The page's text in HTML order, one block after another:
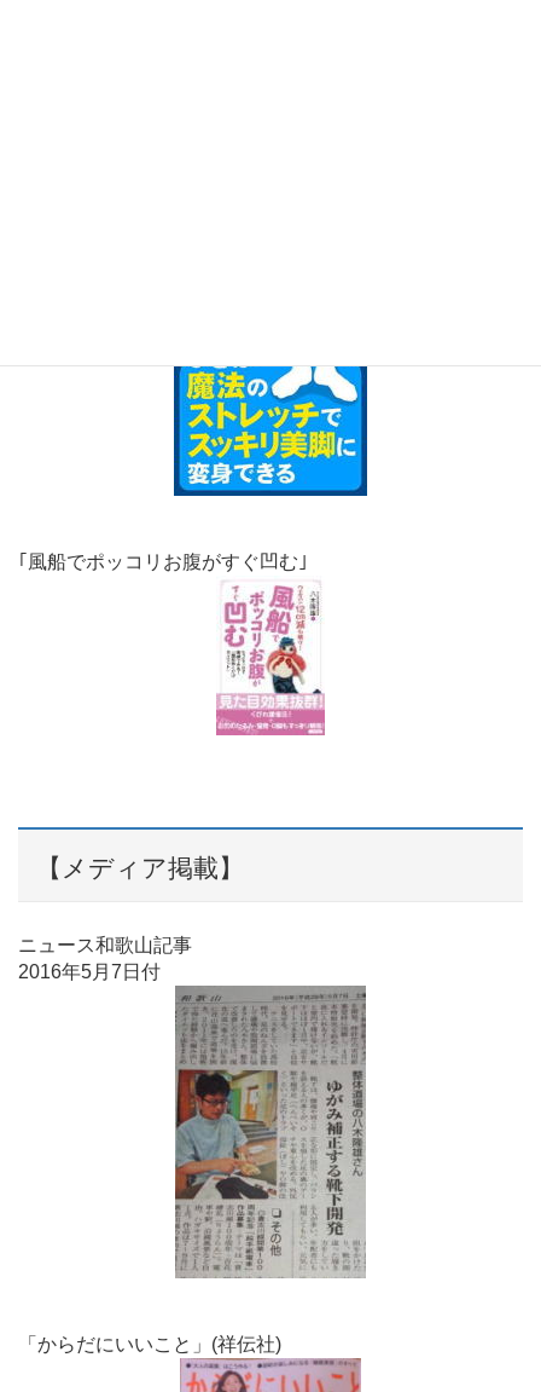
｢風船でポッコリお腹がすぐ凹む｣
【メディア掲載】
ニュース和歌山記事
2016年5月7日付
「からだにいいこと」(祥伝社)